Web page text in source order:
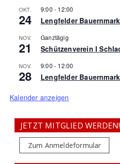
OKT.
24
9:00 - 12:00
Lengfelder
NOV.
21
Ganztägig
Schützenverein I
NOV.
28
9:00 - 12:00
Lengfelder
Kalender anzeigen
JETZT MITGLIED WERDEN!
Zum Anmeldeformular